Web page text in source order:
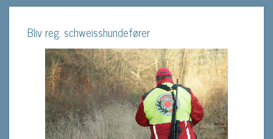
Bliv reg. schweisshundefører